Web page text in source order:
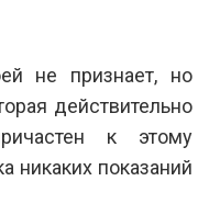
не признает, но
действительно
к этому
никаких показаний